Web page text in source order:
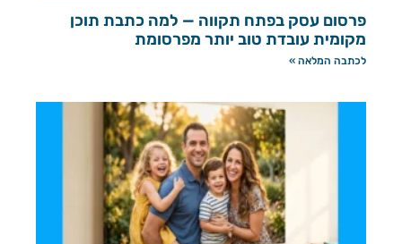
פרסום עסק בפתח תקווה — למה כתבת תוכן
מקומית עובדת טוב יותר מפרסומת
לכתבה המלאה »